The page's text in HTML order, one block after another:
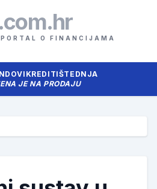
O FINANCIJAMA
KREDITIŠTEDNJA
JE NA PRODAJU